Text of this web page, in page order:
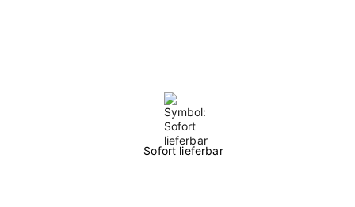
Sofort lieferbar